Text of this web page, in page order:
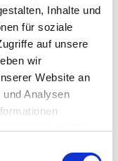
Inhalte und
für soziale
auf unsere
wir
Website an
Analysen
Region Kiel
13 Teilnehmer
in einer
einzusparen. Im
an